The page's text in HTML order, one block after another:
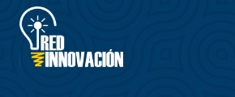
Pasar
contenido
principal